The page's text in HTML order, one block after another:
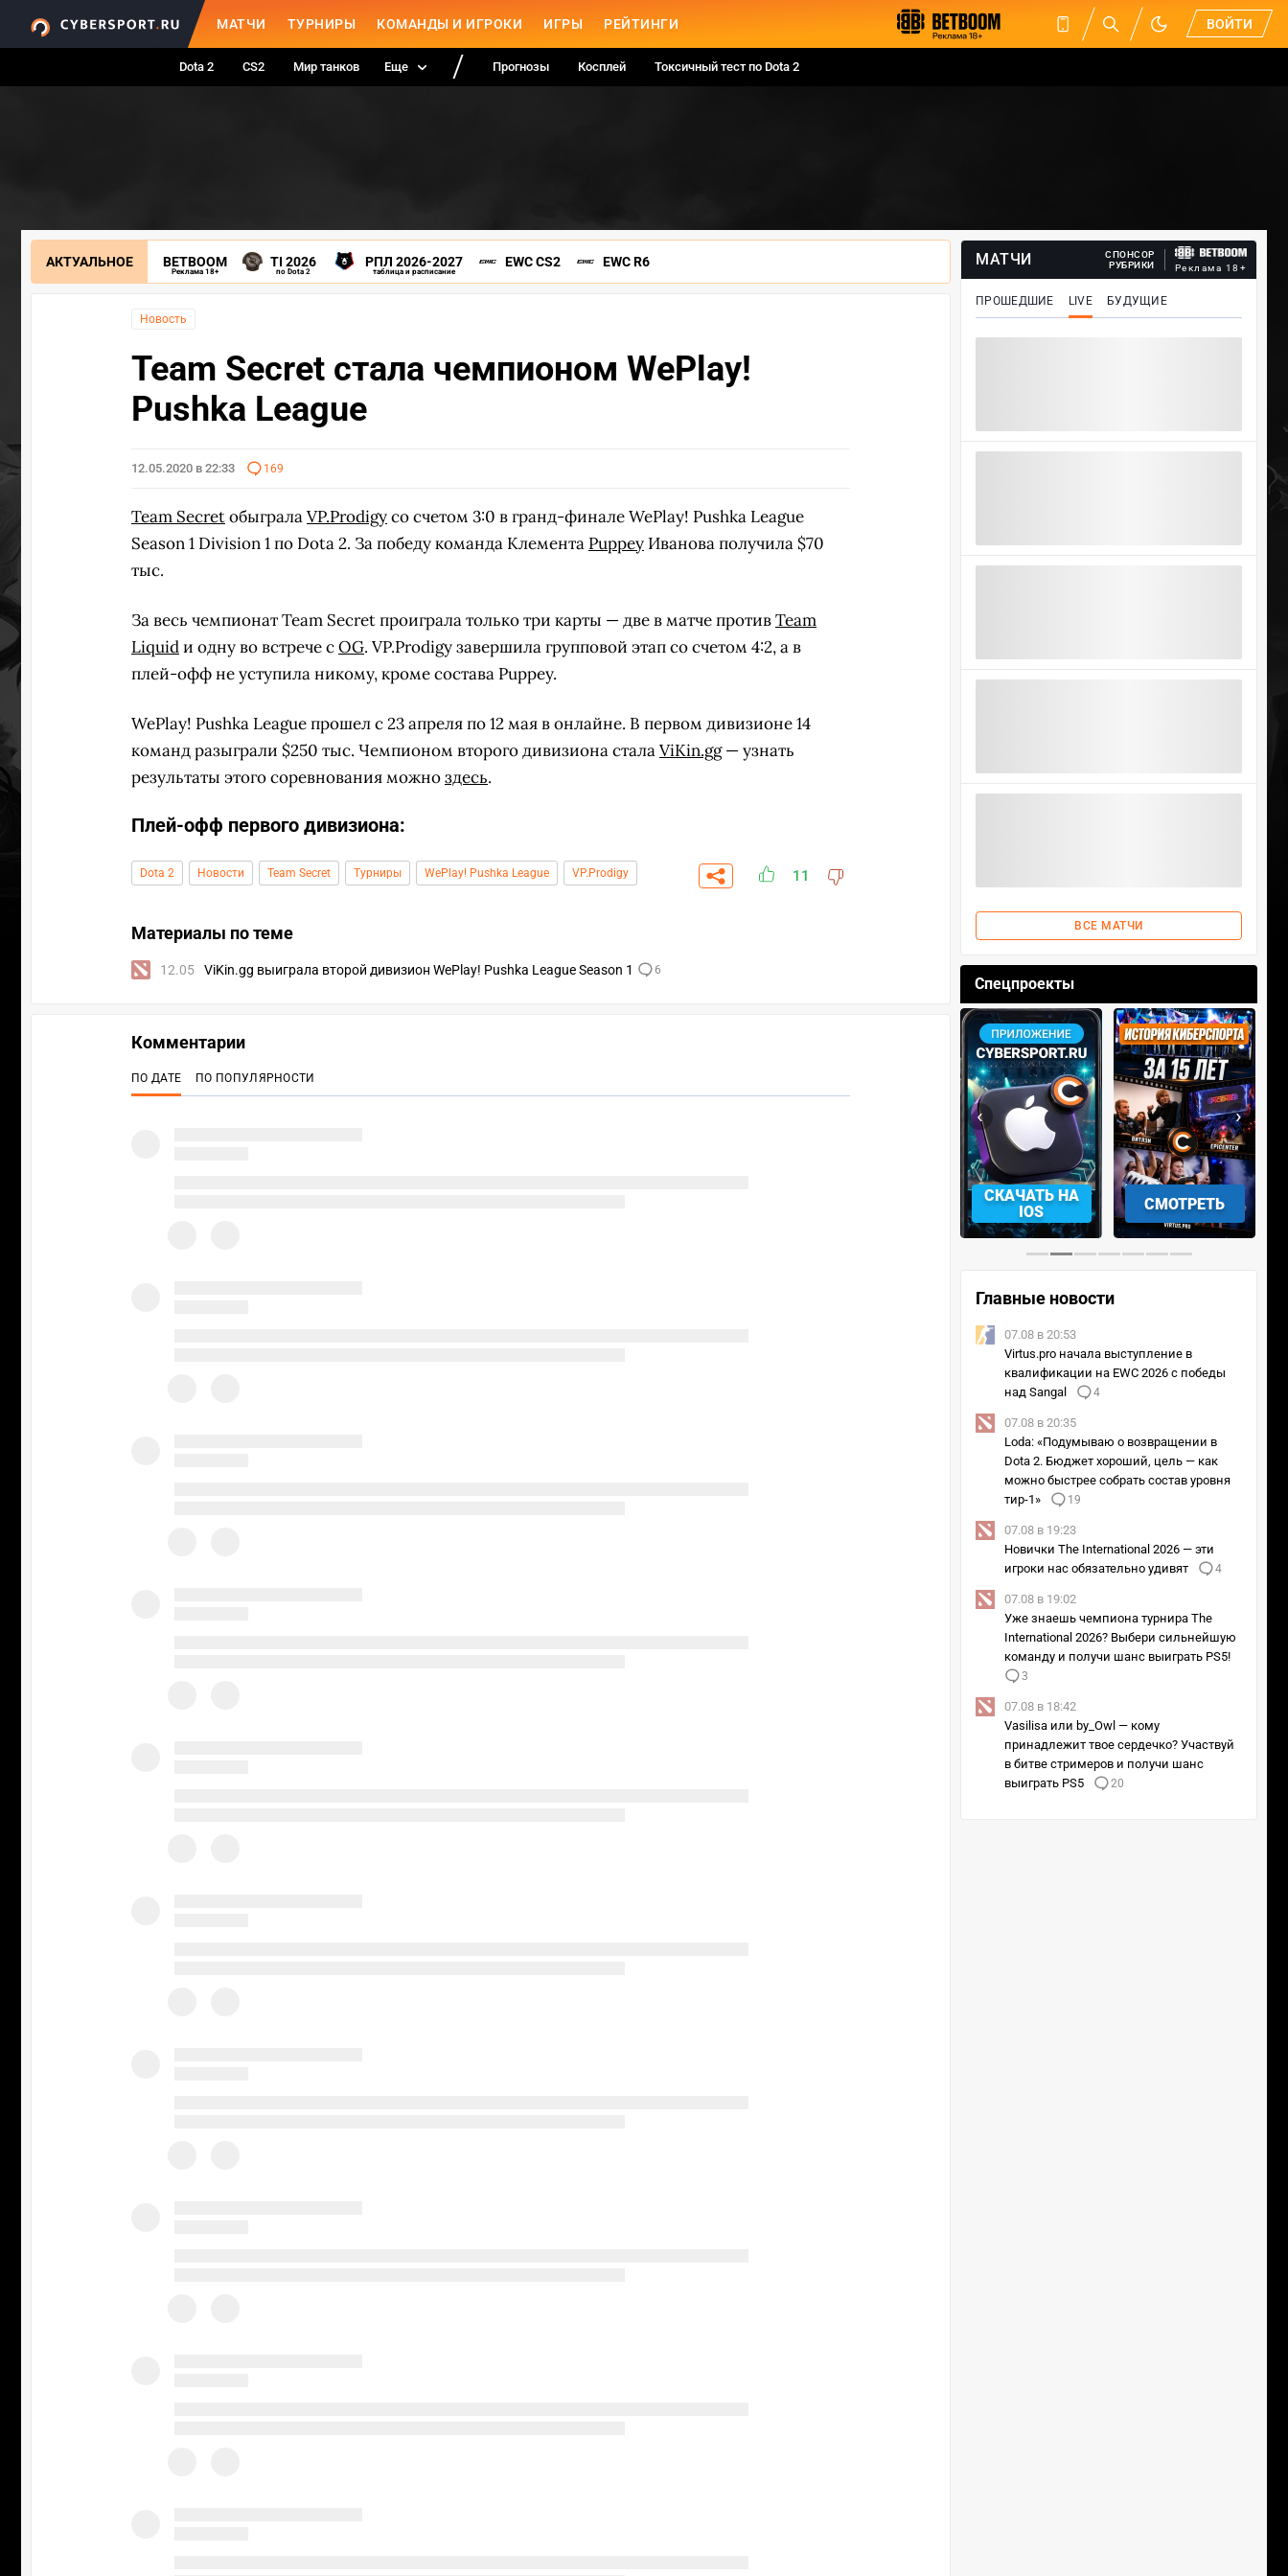
МАТЧИ ТУРНИРЫ КОМАНДЫ И ИГРОКИ ИГРЫ РЕЙТИНГИ ВОЙТИ
Dota 2 CS2 Мир танков Еще Прогнозы Косплей Токсичный тест по Dota 2
АКТУАЛЬНОЕ BETBOOM
Реклама 18+
TI 2026
по Dota 2
РПЛ 2026-2027
таблица и расписание
EWC CS2 EWC R6
Новость
Team Secret стала чемпионом WePlay!
Pushka League
12.05.2020 в 22:33 169
Team SecretобыгралаVP.Prodigyсо счетом 3:0 в гранд-финале WePlay! Pushka League
Season 1 Division 1 по Dota 2. За победу команда Клемента Puppey Иванова получила $70
тыс.
За весь чемпионат Team Secret проиграла только три карты — две в матче противTeam
Liquidи одну во встрече сOG. VP.Prodigy завершила групповой этап со счетом 4:2, а в
плей-офф не уступила никому, кроме состава Puppey.
WePlay! Pushka League прошел с 23 апреля по 12 мая в онлайне. В первом дивизионе 14
команд разыграли $250 тыс. Чемпионом второго дивизиона сталаViKin.gg— узнать
результаты этого соревнования можноздесь.
Плей-офф первого дивизиона:
Dota 2 Новости Team Secret Турниры WePlay! Pushka League VP.Prodigy 11
Материалы по теме
12.05 ViKin.gg выиграла второй дивизион WePlay! Pushka League Season 1 6
МАТЧИ
СПОНСОР
РУБРИКИ
Реклама 18+
ПРОШЕДШИЕ LIVE БУДУЩИЕ
ВСЕ МАТЧИ
Спецпроекты
СМОТРЕТЬ УЧАСТВОВАТЬ
‹ ›
Главные новости
07.08 в 20:53
Virtus.pro начала выступление в
квалификации на EWC 2026 с победы
над Sangal
4
07.08 в 20:35
Loda: «Подумываю о возвращении в
Dota 2. Бюджет хороший, цель — как
можно быстрее собрать состав уровня
тир-1»
19
07.08 в 19:23
Новички The International 2026 — эти
игроки нас обязательно удивят
4
07.08 в 19:02
Уже знаешь чемпиона турнира The
International 2026? Выбери сильнейшую
команду и получи шанс выиграть PS5!
3
07.08 в 18:42
Vasilisa или by_Owl — кому
принадлежит твое сердечко? Участвуй
в битве стримеров и получи шанс
выиграть PS5
20
Комментарии
ПО ДАТЕ ПО ПОПУЛЯРНОСТИ